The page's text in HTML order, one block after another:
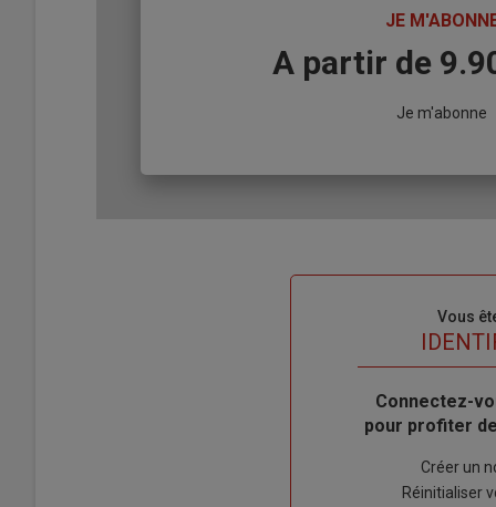
JE
A partir de
Je m'abonne
Vous
Body
Connectez-
pour profiter
Créer un
Réinitialiser